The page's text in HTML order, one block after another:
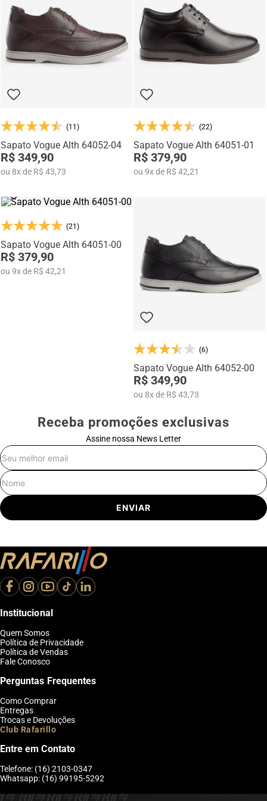
Na categoria Você + Alto, você encontra sapatos sociais, casuais,
mocassins e sapatênis com tecnologia de elevação interna,
desenvolvidos para garantir mais confiança, postura e estilo em
qualquer momento do dia.
(11)
Sapato Vogue Alth 64052-04
R$ 349,90
ou 8xde R$ 43,73
(22)
Sapato Vogue Alth 64051-01
R$ 379,90
ou 9xde R$ 42,21
(21)
Sapato Vogue Alth 64051-00
R$ 379,90
ou 9xde R$ 42,21
(6)
Sapato Vogue Alth 64052-00
R$ 349,90
ou 8xde R$ 43,73
Receba promoções exclusivas
Assine nossa News Letter
ENVIAR
Institucional
Quem Somos
Política de Privacidade
Política de Vendas
Fale Conosco
Perguntas Frequentes
Como Comprar
Entregas
Trocas e Devoluções
Club Rafarillo
Entre em Contato
Telefone: (16) 2103-0347
Whatsapp: (16) 99195-5292